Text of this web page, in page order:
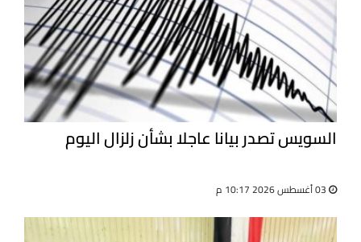
السويس تصدر بيانا عاجلا بشأن زلزال اليوم